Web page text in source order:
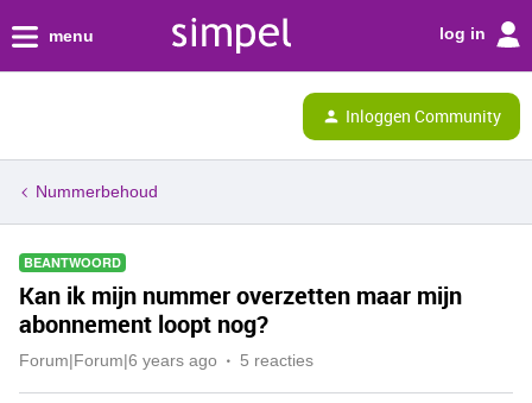
menu log in
Inloggen Community
Nummerbehoud
BEANTWOORD
Kan ik mijn nummer overzetten maar mijn
abonnement loopt nog?
Forum|Forum|6 years ago 5 reacties